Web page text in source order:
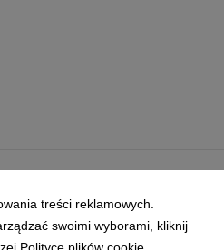
treści reklamowych.
swoimi wyborami, kliknij